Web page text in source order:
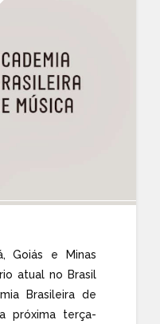
Goiás e Minas
atual no Brasil
Brasileira de
próxima terça-